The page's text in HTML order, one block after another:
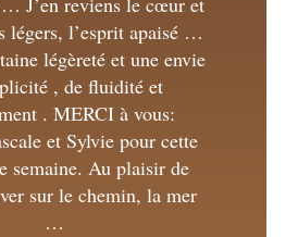
légers, l’esprit apaisé …
légèreté et une envie
, de fluidité et
. MERCI à vous:
et Sylvie pour cette
semaine. Au plaisir de
sur le chemin, la mer
…